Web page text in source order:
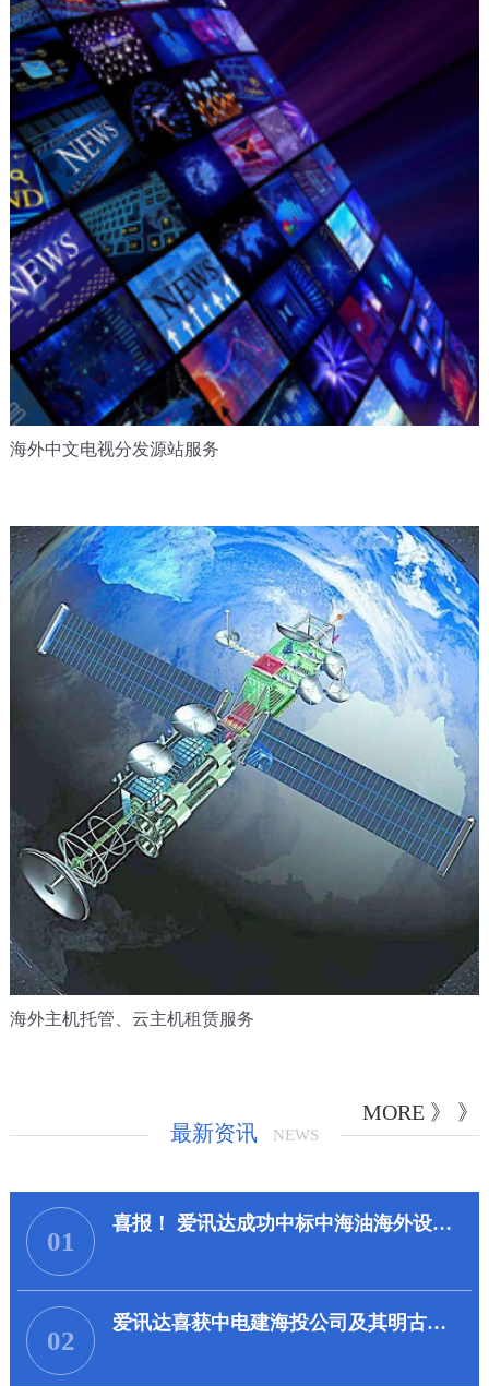
海外中文电视分发源站服务
海外主机托管、云主机租赁服务
MORE 》 》
最新资讯
NEWS
01
喜报！ 爱讯达成功中标中海油海外设备采购及实施项目
02
爱讯达喜获中电建海投公司及其明古鲁项目公司的表扬信